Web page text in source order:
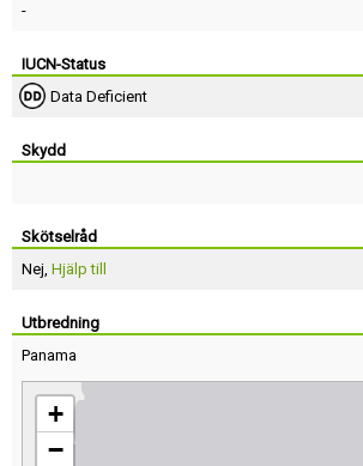
-
IUCN-Status
Data Deficient
Skydd
Skötselråd
Nej, Hjälp till
Utbredning
Panama
+
−